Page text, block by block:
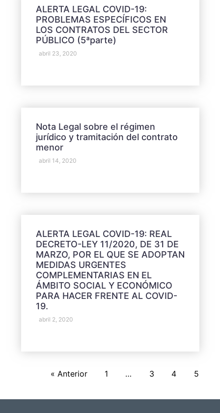
ALERTA LEGAL COVID-19:
PROBLEMAS ESPECÍFICOS EN
LOS CONTRATOS DEL SECTOR
PÚBLICO (5ªparte)
abril 23, 2020
Nota Legal sobre el régimen
jurídico y tramitación del contrato
menor
abril 14, 2020
ALERTA LEGAL COVID-19: REAL
DECRETO-LEY 11/2020, DE 31 DE
MARZO, POR EL QUE SE ADOPTAN
MEDIDAS URGENTES
COMPLEMENTARIAS EN EL
ÁMBITO SOCIAL Y ECONÓMICO
PARA HACER FRENTE AL COVID-
19.
abril 2, 2020
« Anterior 1 … 3 4 5